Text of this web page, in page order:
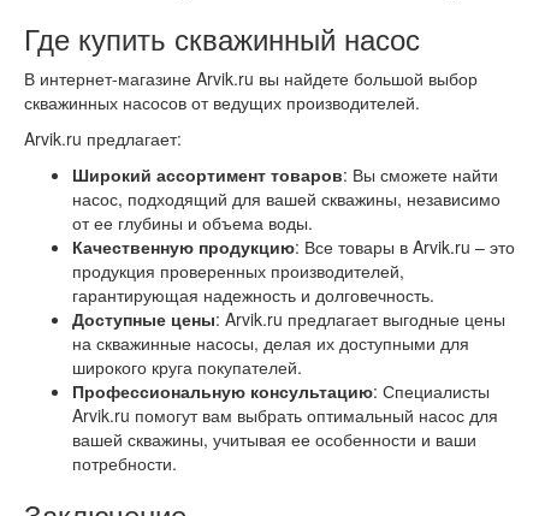
Где купить скважинный насос
В интернет-магазине Arvik.ru вы найдете большой выбор
скважинных насосов от ведущих производителей.
Arvik.ru предлагает:
Широкий ассортимент товаров: Вы сможете найти
насос, подходящий для вашей скважины, независимо
от ее глубины и объема воды.
Качественную продукцию: Все товары в Arvik.ru – это
продукция проверенных производителей,
гарантирующая надежность и долговечность.
Доступные цены: Arvik.ru предлагает выгодные цены
на скважинные насосы, делая их доступными для
широкого круга покупателей.
Профессиональную консультацию: Специалисты
Arvik.ru помогут вам выбрать оптимальный насос для
вашей скважины, учитывая ее особенности и ваши
потребности.